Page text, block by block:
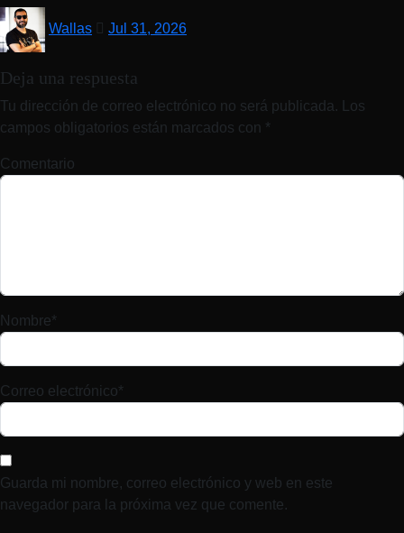
Wallas Jul 31, 2026
Deja una respuesta
Tu dirección de correo electrónico no será publicada.
Los
campos obligatorios están marcados con *
Comentario
Nombre*
Correo electrónico*
Guarda mi nombre, correo electrónico y web en este
navegador para la próxima vez que comente.